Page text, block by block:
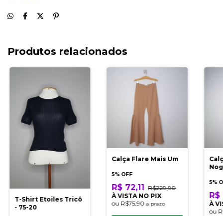
Produtos relacionados
T-Shirt Etoiles Tricô
- 75-20
Calça Flare Mais Um
5% OFF
R$ 72,11 R$229,90
À VISTA NO PIX
ou R$75,90a prazo
5%
R$
À
ou